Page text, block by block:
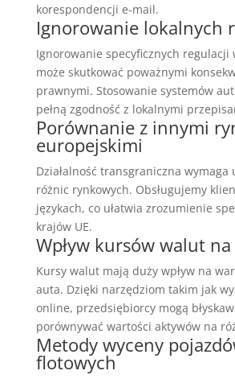
korespondencji e-mail.
Ignorowanie lokalnych
Ignorowanie specyficznych regulacji
może skutkować poważnymi
prawnymi. Stosowanie systemów
pełną zgodność z lokalnymi
Porównanie z innymi
europejskimi
Działalność transgraniczna
różnic rynkowych. Obsługujemy
językach, co ułatwia zrozumienie
krajów UE.
Wpływ kursów walut
Kursy walut mają duży wpływ na
auta. Dzięki narzędziom takim jak
online, przedsiębiorcy mogą
porównywać wartości aktywów na
Metody wyceny
flotowych